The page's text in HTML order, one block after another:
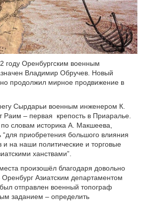
году Оренбургским военным
Владимир Обручев. Новый
продолжил мирное продвижение в
Сырдарьи военным инженером К.
Раим – первая крепость в Приаралье.
словам историка А. Макшеева,
приобретения большого влияния
и на наши политические и торговые
ханствами”.
произошёл благодаря довольно
Азиатским департаментом
отправлен военный топограф
заданием – определить